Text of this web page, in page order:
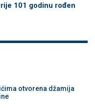
101 godinu rođen
otvorena džamija